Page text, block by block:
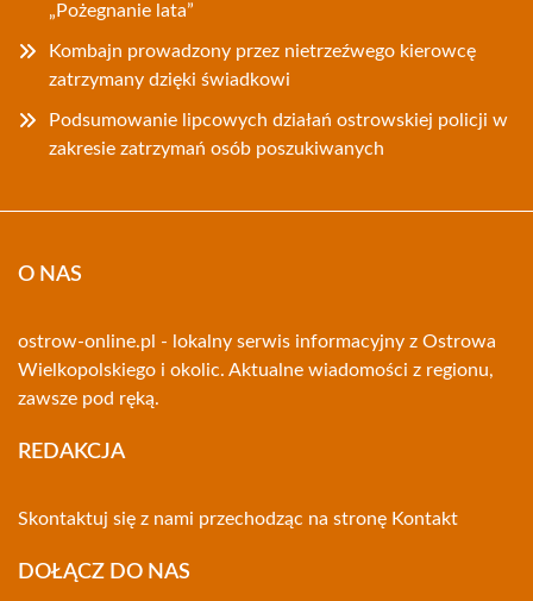
„Pożegnanie lata”
Kombajn prowadzony przez nietrzeźwego kierowcę
zatrzymany dzięki świadkowi
Podsumowanie lipcowych działań ostrowskiej policji w
zakresie zatrzymań osób poszukiwanych
O NAS
ostrow-online.pl - lokalny serwis informacyjny z Ostrowa
Wielkopolskiego i okolic. Aktualne wiadomości z regionu,
zawsze pod ręką.
REDAKCJA
Skontaktuj się z nami przechodząc na stronę Kontakt
DOŁĄCZ DO NAS